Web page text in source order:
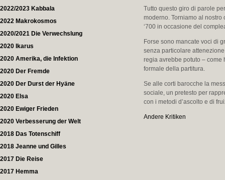
2022/2023 Kabbala
2022 Makrokosmos
2020/2021 Die Verwechslung
2020 Ikarus
2020 Amerika, die Infektion
2020 Der Fremde
2020 Der Durst der Hyäne
2020 Elsa
2020 Ewiger Frieden
2020 Verbesserung der Welt
2018 Das Totenschiff
2018 Jeanne und Gilles
2017 Die Reise
2017 Hemma
Tutto questo giro di parole
moderno. Torniamo al nostro
‘700 in occasione del
Forse sono mancate voci di
senza particolare
regia avrebbe potuto –
formale della partitura.
Se alle corti barocche la
sociale, un pretesto per
con i metodi d’ascolto e di
Andere Kritiken